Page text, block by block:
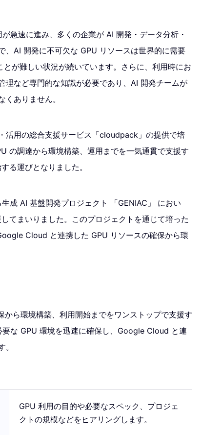
急速に進み、多くの企業が AI 開発・データ分析・
、AI 開発に不可欠な GPU リソースは世界的に需要
が難しい状況が続いています。さらに、利用時にお
理など専門的な知識が必要であり、AI 開発チームが
ありません。
活用の総合支援サービス「cloudpack」の提供で培
の調達から環境構築、運用までを一気通貫で支援す
る運びとなりました。
成 AI 基盤開発プロジェクト 「GENIAC」 におい
てまいりました。このプロジェクトを通じて培った
Cloud と連携した GPU リソースの確保から環
から環境構築、利用開始までをワンストップで支援す
な GPU 環境を迅速に確保し、Google Cloud と連
GPU 利用の目的や必要なスペック、プロジェ
クトの規模などをヒアリングします。